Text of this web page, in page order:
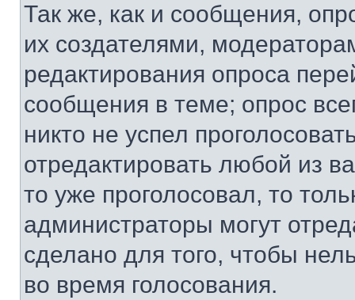
Так же, как и сообщения,
их создателями,
редактирования опроса
сообщения в теме; опрос
никто не успел
отредактировать любой из
то уже проголосовал, то
администраторы могут
сделано для того, чтобы
во время голосования.